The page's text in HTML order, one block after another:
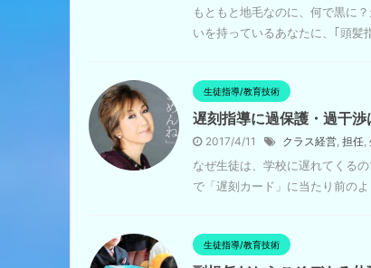
もともと地毛なのに、何で黒に
いを持っているあなたに、｢頭髪
生徒指導/教育技術
遅刻指導に過保護・過干
2017/4/11 クラス経営, 担任,
なぜ生徒は、学校に遅れてくる
で「遅刻カード」に当たり前の
生徒指導/教育技術